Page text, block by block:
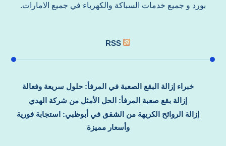
بورد و جميع خدمات السباكة والكهرباء في جميع الامارات.
RSS
خبراء إزالة البقع الصعبة في المرفأ: حلول سريعة وفعالة
إزالة بقع صعبة المرفأ: الحل الأمثل من شركة الهدي
إزالة الروائح الكريهة من الشقق في أبوظبي: استجابة فورية
وأسعار مميزة